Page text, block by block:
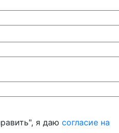
я даю согласие на